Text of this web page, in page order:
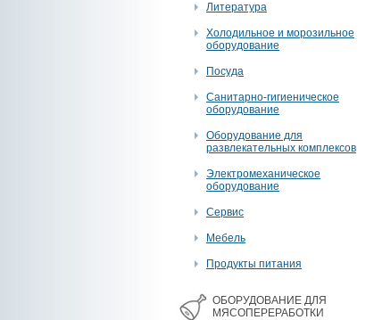
Литература
Холодильное и морозильное
оборудование
Посуда
Санитарно-гигиеническое
оборудование
Оборудование для
развлекательных комплексов
Электромеханическое
оборудование
Сервис
Мебель
Продукты питания
OБОРУДОВАНИЕ ДЛЯ
МЯСОПЕРЕРАБОТКИ